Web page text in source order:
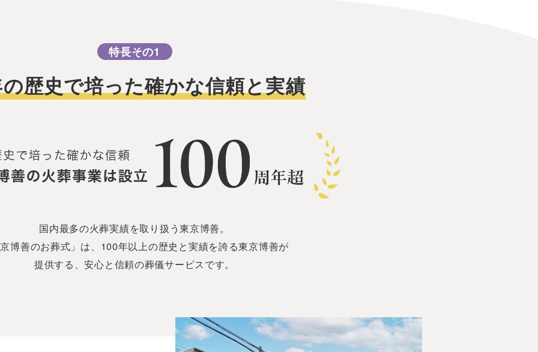
特長その1
歴史で培った確かな信頼と実績
国内最多の火葬実績を取り扱う東京博善。
博善のお葬式」は、100年以上の歴史と実績を誇る東京博善が
提供する、安心と信頼の葬儀サービスです。